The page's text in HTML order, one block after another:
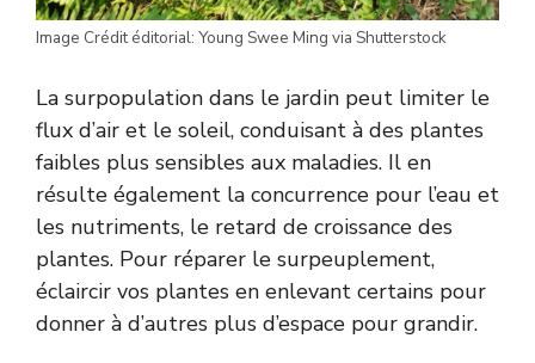
Image Crédit éditorial: Young Swee Ming via Shutterstock
La surpopulation dans le jardin peut limiter le
flux d’air et le soleil, conduisant à des plantes
faibles plus sensibles aux maladies. Il en
résulte également la concurrence pour l’eau et
les nutriments, le retard de croissance des
plantes. Pour réparer le surpeuplement,
éclaircir vos plantes en enlevant certains pour
donner à d’autres plus d’espace pour grandir.